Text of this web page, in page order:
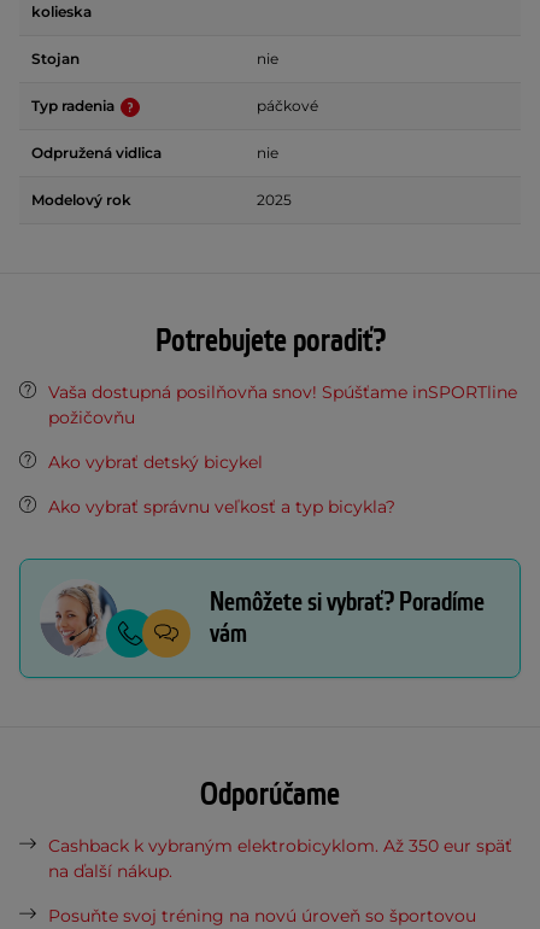
kolieska
Stojan nie
Typ radenia páčkové
Odpružená vidlica nie
Modelový rok 2025
Potrebujete poradiť?
Vaša dostupná posilňovňa snov! Spúšťame inSPORTline
požičovňu
Ako vybrať detský bicykel
Ako vybrať správnu veľkosť a typ bicykla?
Nemôžete si vybrať? Poradíme
vám
Odporúčame
Cashback k vybraným elektrobicyklom. Až 350 eur späť
na ďalší nákup.
Posuňte svoj tréning na novú úroveň so športovou